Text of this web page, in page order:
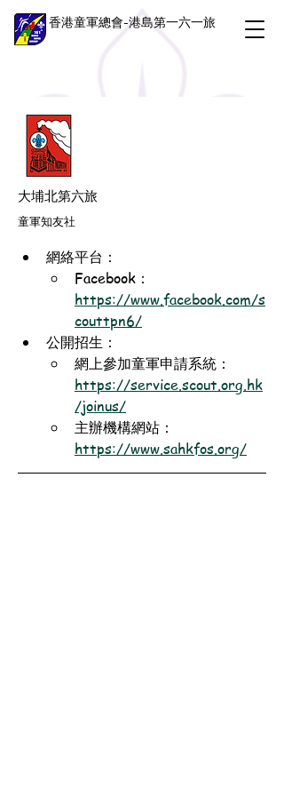
香港童軍總會-港島第一六一旅
大埔北第六旅
童軍知友社
網絡平台：
Facebook：
https://www.facebook.com/s
couttpn6/
公開招生：
網上參加童軍申請系統：
https://service.scout.org.hk
/joinus/
主辦機構網站：
https://www.sahkfos.org/